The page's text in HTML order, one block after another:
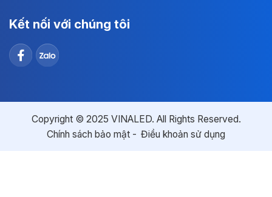
Kết nối với chúng tôi
Copyright © 2025 VINALED. All Rights Reserved.
Chính sách bảo mật
Điều khoản sử dụng